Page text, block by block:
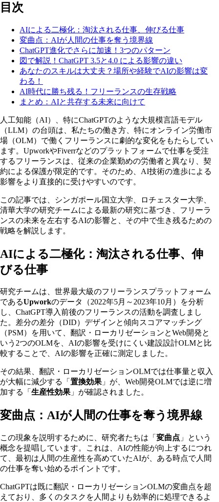
目次
AIによる二極化：淘汰される仕事、伸びる仕事
変曲点：AIが人間の仕事を奪う境界線
ChatGPT進化でさらに加速！3つのパターン
図で解説！ChatGPT 3.5と4.0 による影響の違い
あなたのスキルは大丈夫？場所や経験でAIの影響は変
わる！
AI時代に勝ち残る！フリーランスの生存戦略
まとめ：AIと共存する未来に向けて
人工知能（AI）、特にChatGPTのような大規模言語モデル
（LLM）の台頭は、私たちの働き方、特にオンライン労働市
場（OLM）で働くフリーランスに劇的な変化をもたらしてい
ます。UpworkやFiverrなどのプラットフォームで仕事を受注
するフリーランスは、従来の企業勤めの労働者と異なり、契
約による保護が限定的です。そのため、AI技術の進歩による
影響をより直接的に受けやすいのです。
この記事では、シンガポール国立大学、ロチェスター大学、
清華大学の研究チームによる最新の研究に基づき、フリーラ
ンスの未来を左右するAIの影響と、その中で生き残るための
戦略を解説します。
AIによる二極化：淘汰される仕事、伸
びる仕事
研究チームは、世界最大級のフリーランスプラットフォーム
であるUpworkのデータ（2022年5月～2023年10月）を分析
し、ChatGPT導入前後のフリーランスの活動を調査しまし
た。差分の差分（DID）デザインと傾向スコアマッチング
（PSM）を用いて、翻訳・ローカリゼーションとWeb開発と
いう2つのOLMを、AIの影響を受けにくい建設設計OLMと比
較することで、AIの影響を正確に測定しました。
その結果、翻訳・ローカリゼーションOLMでは仕事量と収入
が大幅に減少する「 置換効果」が、Web開発OLMでは逆に増
加する「 生産性効果」が確認されました。
変曲点：AIが人間の仕事を奪う境界線
この現象を説明するために、研究者たちは「 変曲点 」という
概念を提唱しています。これは、AIの性能が向上するにつれ
て、最初は人間の生産性を高めていたAIが、ある時点で人間
の仕事を奪い始めるポイントです。
ChatGPTは既に翻訳・ローカリゼーションOLMの変曲点を超
えており、多くのタスクを人間よりも効率的に処理できるよ